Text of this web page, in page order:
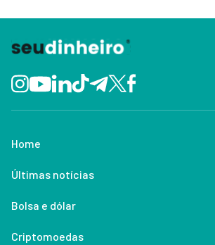
Home
Últimas notícias
Bolsa e dólar
Criptomoedas